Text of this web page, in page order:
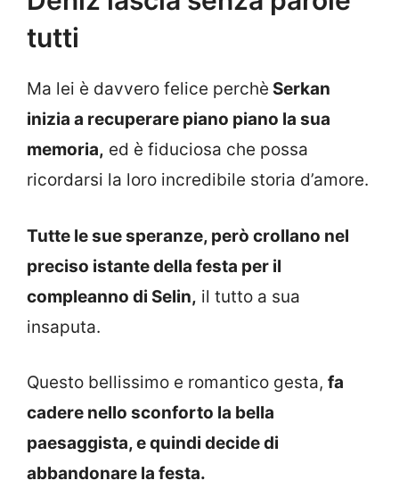
tutti
Ma lei è davvero felice perchè Serkan
inizia a recuperare piano piano la sua
memoria, ed è fiduciosa che possa
ricordarsi la loro incredibile storia d’amore.
Tutte le sue speranze, però crollano nel
preciso istante della festa per il
compleanno di Selin, il tutto a sua
insaputa.
Questo bellissimo e romantico gesta, fa
cadere nello sconforto la bella
paesaggista, e quindi decide di
abbandonare la festa.